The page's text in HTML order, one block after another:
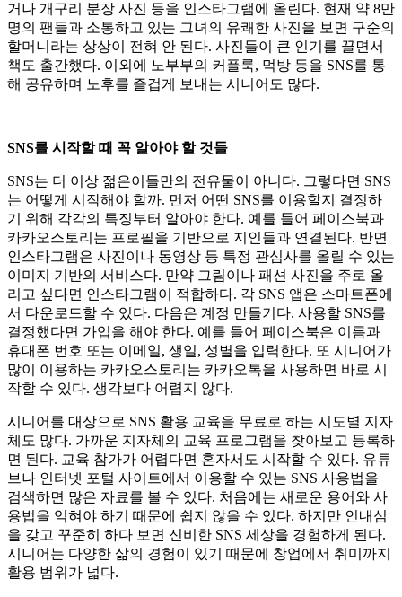
거나 개구리 분장 사진 등을 인스타그램에 올린다. 현재 약 8만
명의 팬들과 소통하고 있는 그녀의 유쾌한 사진을 보면 구순의
할머니라는 상상이 전혀 안 된다. 사진들이 큰 인기를 끌면서
책도 출간했다. 이외에 노부부의 커플룩, 먹방 등을 SNS를 통
해 공유하며 노후를 즐겁게 보내는 시니어도 많다.
SNS를 시작할 때 꼭 알아야 할 것들
SNS는 더 이상 젊은이들만의 전유물이 아니다. 그렇다면 SNS
는 어떻게 시작해야 할까. 먼저 어떤 SNS를 이용할지 결정하
기 위해 각각의 특징부터 알아야 한다. 예를 들어 페이스북과
카카오스토리는 프로필을 기반으로 지인들과 연결된다. 반면
인스타그램은 사진이나 동영상 등 특정 관심사를 올릴 수 있는
이미지 기반의 서비스다. 만약 그림이나 패션 사진을 주로 올
리고 싶다면 인스타그램이 적합하다. 각 SNS 앱은 스마트폰에
서 다운로드할 수 있다. 다음은 계정 만들기다. 사용할 SNS를
결정했다면 가입을 해야 한다. 예를 들어 페이스북은 이름과
휴대폰 번호 또는 이메일, 생일, 성별을 입력한다. 또 시니어가
많이 이용하는 카카오스토리는 카카오톡을 사용하면 바로 시
작할 수 있다. 생각보다 어렵지 않다.
시니어를 대상으로 SNS 활용 교육을 무료로 하는 시도별 지자
체도 많다. 가까운 지자체의 교육 프로그램을 찾아보고 등록하
면 된다. 교육 참가가 어렵다면 혼자서도 시작할 수 있다. 유튜
브나 인터넷 포털 사이트에서 이용할 수 있는 SNS 사용법을
검색하면 많은 자료를 볼 수 있다. 처음에는 새로운 용어와 사
용법을 익혀야 하기 때문에 쉽지 않을 수 있다. 하지만 인내심
을 갖고 꾸준히 하다 보면 신비한 SNS 세상을 경험하게 된다.
시니어는 다양한 삶의 경험이 있기 때문에 창업에서 취미까지
활용 범위가 넓다.